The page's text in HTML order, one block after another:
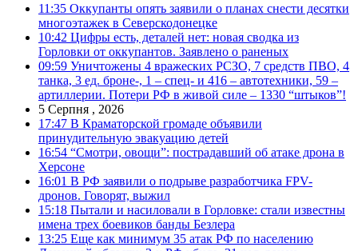
11:35 Оккупанты опять заявили о планах снести десятки
многоэтажек в Северскодонецке
10:42 Цифры есть, деталей нет: новая сводка из
Горловки от оккупантов. Заявлено о раненых
09:59 Уничтожены 4 вражеских РСЗО, 7 средств ПВО, 4
танка, 3 ед. броне-, 1 – спец- и 416 – автотехники, 59 –
артиллерии. Потери РФ в живой силе – 1330 “штыков”!
5 Серпня , 2026
17:47 В Краматорской громаде объявили
принудительную эвакуацию детей
16:54 “Смотри, овощи”: пострадавший об атаке дрона в
Херсоне
16:01 В РФ заявили о подрыве разработчика FPV-
дронов. Говорят, выжил
15:18 Пытали и насиловали в Горловке: стали известны
имена трех боевиков банды Безлера
13:25 Еще как минимум 35 атак РФ по населению